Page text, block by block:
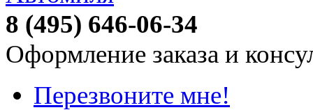
8 (495) 646-06-34
Оформление заказа и
Перезвоните мне!